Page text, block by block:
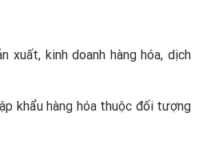
xuất, kinh doanh hàng hóa, dịch
khẩu hàng hóa thuộc đối tượng